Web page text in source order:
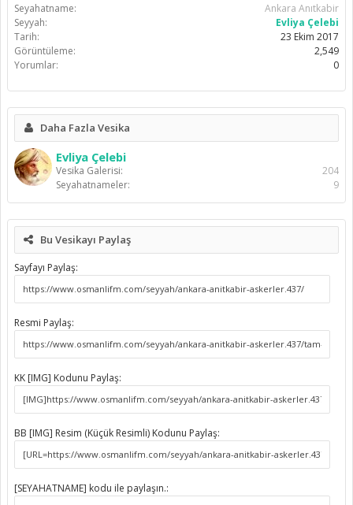
Seyahatname:
Ankara Anıtkabir
Seyyah:
Evliya Çelebi
Tarih:
23 Ekim 2017
Görüntüleme:
2,549
Yorumlar:
0
Daha Fazla Vesika
Evliya Çelebi
Vesika Galerisi:
204
Seyahatnameler:
9
Bu Vesikayı Paylaş
Sayfayı Paylaş:
Resmi Paylaş:
KK [IMG] Kodunu Paylaş:
BB [IMG] Resim (Küçük Resimli) Kodunu Paylaş:
[SEYAHATNAME] kodu ile paylaşın.: